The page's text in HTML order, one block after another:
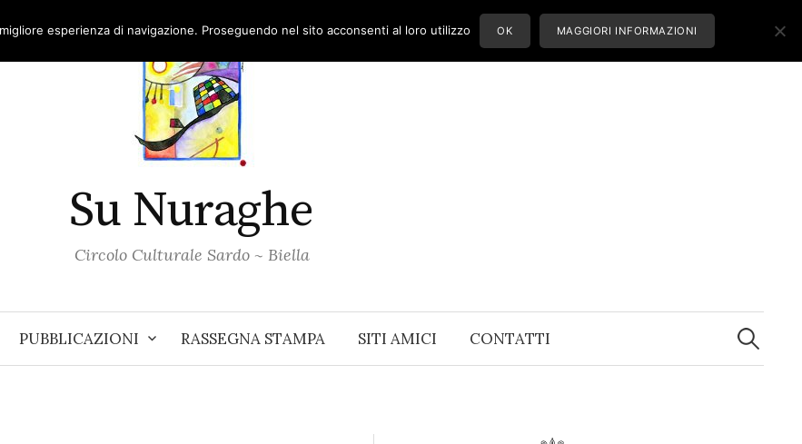
Su Nuraghe
Circolo Culturale Sardo ~ Biella
PUBBLICAZIONI RASSEGNA STAMPA SITI AMICI CONTATTI
Ricerca
per:
esperienza di navigazione. Proseguendo nel sito acconsenti al loro utilizzo OK MAGGIORI INFORMAZIONI